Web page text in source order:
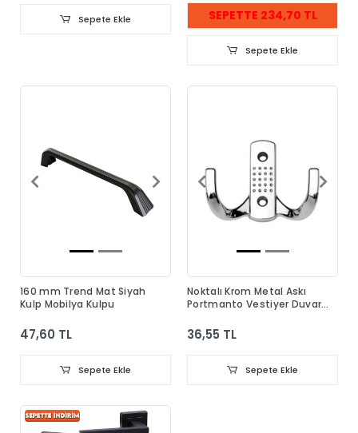
Sepete Ekle SEPETTE 234,70 TL
Sepete Ekle
160 mm Trend Mat Siyah
Kulp Mobilya Kulpu
47,60 TL
Sepete Ekle
Noktalı Krom Metal Askı
Portmanto Vestiyer Duvar
36,55 TL
Sepete Ekle